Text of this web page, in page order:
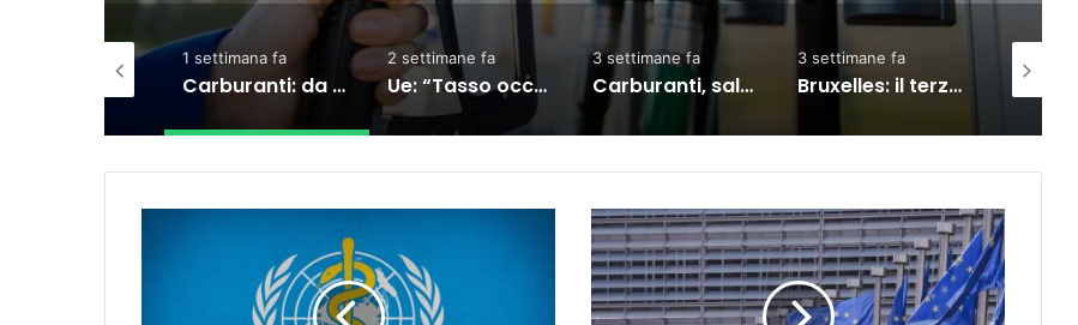
2 settimane fa
Ue: “Tasso occupazione al 76,3%, ma indietro su formazione e povertà”
3 settimane fa 3 settimane fa 2 giorni fa
Meta, TikTok, Snap e YouTube affrontano una nuova causa legale negli Stati Uniti